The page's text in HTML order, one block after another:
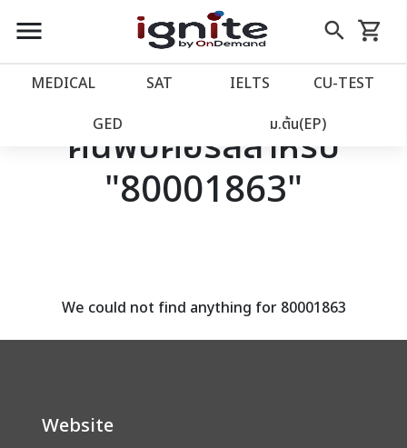
close
account_balance หน้าแรก
เว็บไซต์อิกไนท์
โปรโมชั่น
assignment ลงทะเบียน
menu search
Skip
to
shopping_cart
รถเข็น
MEDICAL SAT IELTS CU‑TEST
GED ม.ต้น(EP)
ค้นพบคอร์สสำหรับ
"80001863"
We could not find anything for 80001863
Website